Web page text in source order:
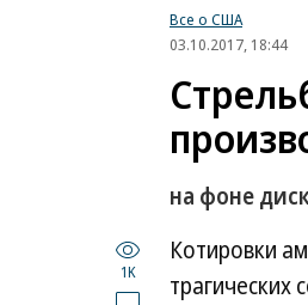
Все о США
03.10.2017, 18:44
на фоне
1K
Котировки
трагических